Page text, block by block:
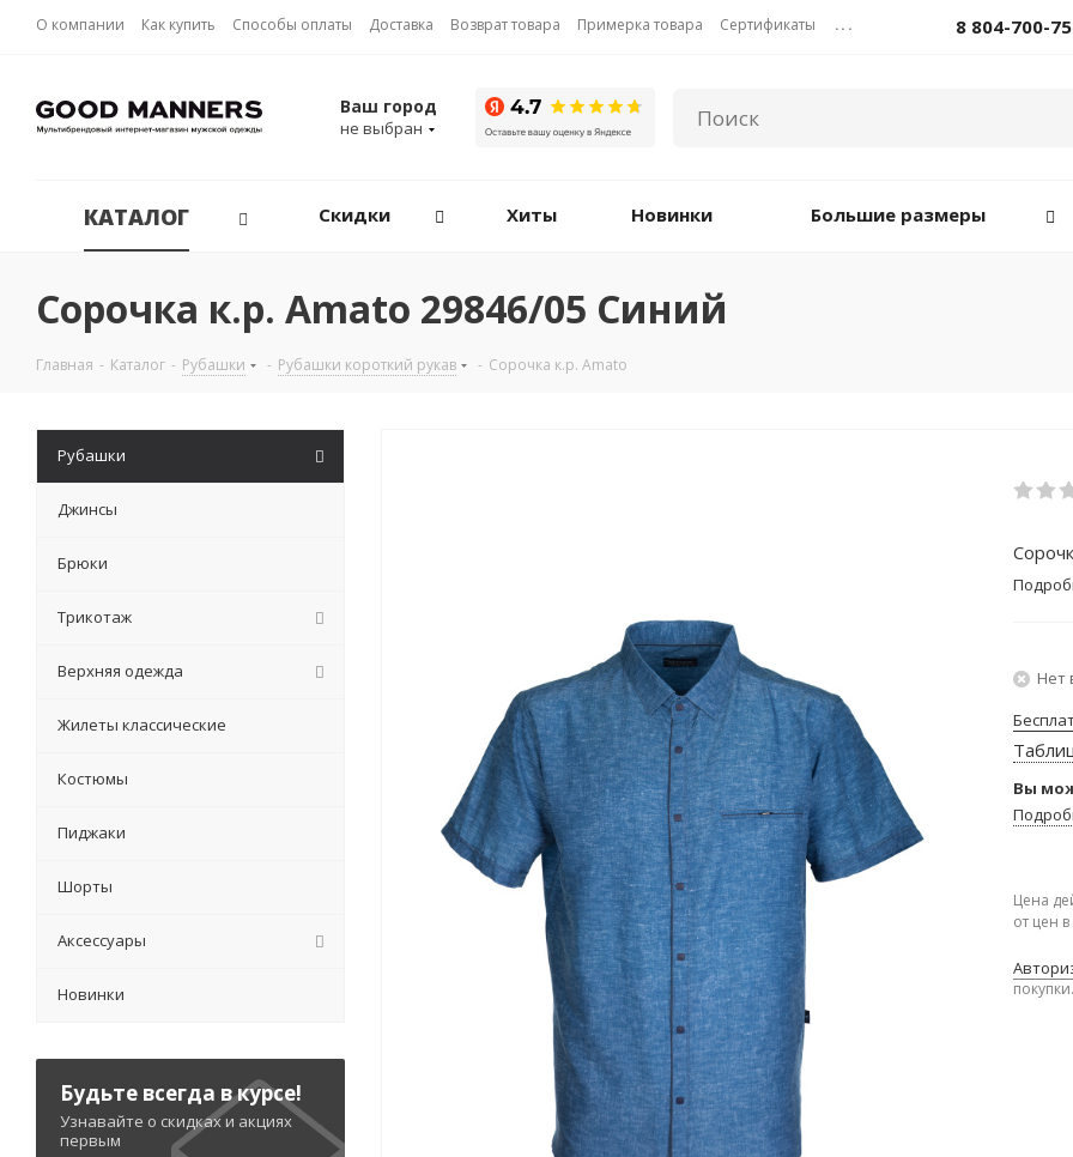
О компании Как купить Способы оплаты Доставка Возврат товара Примерка товара Сертификаты ... 8 804-700-
Ваш город
не выбран
КАТАЛОГ Скидки Хиты Новинки Большие размеры
Сорочка к.р. Amato 29846/05 Синий
Главная - Каталог - Рубашки - Рубашки короткий рукав - Сорочка к.р. Amato
Нет
Вы
Цена
от цен
покупки.
Рубашки
Джинсы
Брюки
Трикотаж
Верхняя одежда
Жилеты классические
Костюмы
Пиджаки
Шорты
Аксессуары
Новинки
Будьте всегда в курсе!
Узнавайте о скидках и акциях
первым